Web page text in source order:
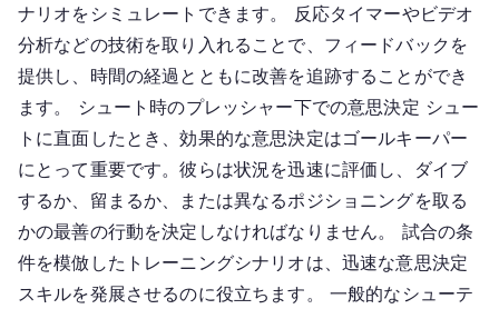
ナリオをシミュレートできます。 反応タイマーやビデオ
分析などの技術を取り入れることで、フィードバックを
提供し、時間の経過とともに改善を追跡することができ
ます。 シュート時のプレッシャー下での意思決定 シュー
トに直面したとき、効果的な意思決定はゴールキーパー
にとって重要です。彼らは状況を迅速に評価し、ダイブ
するか、留まるか、または異なるポジショニングを取る
かの最善の行動を決定しなければなりません。 試合の条
件を模倣したトレーニングシナリオは、迅速な意思決定
スキルを発展させるのに役立ちます。 一般的なシューテ